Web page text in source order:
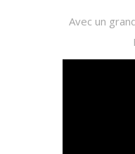
Avec un